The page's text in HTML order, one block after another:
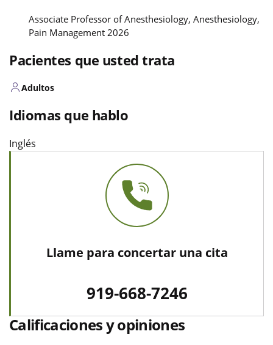
Associate Professor of Anesthesiology, Anesthesiology,
Pain Management 2026
Pacientes que usted trata
Adultos
Idiomas que hablo
Inglés
Llame para concertar una cita
919-668-7246
Calificaciones y opiniones